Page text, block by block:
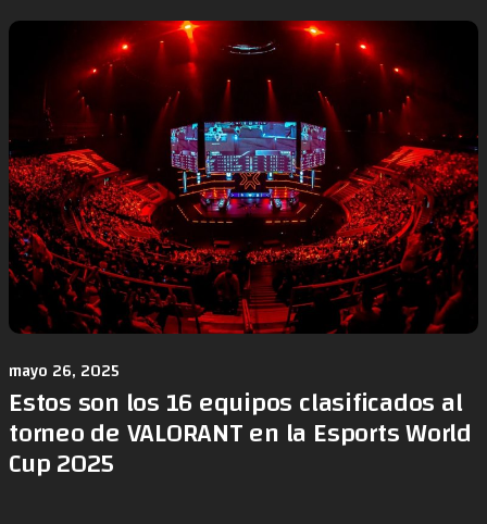
mayo 26, 2025
Estos son los 16 equipos clasificados al
torneo de VALORANT en la Esports World
Cup 2025